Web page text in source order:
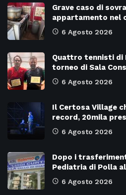
Grave caso di
appartamento
6 Agosto 2026
Quattro tennisti di
torneo di Sala
6 Agosto 2026
Il Certosa Village
record, 20mila
6 Agosto 2026
Dopo i
Pediatria di Polla
6 Agosto 2026